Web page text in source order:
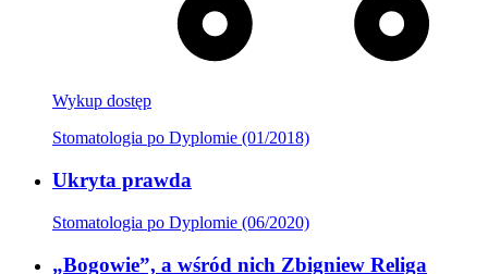
Wykup dostęp
Stomatologia po Dyplomie (01/2018)
Ukryta prawda
Stomatologia po Dyplomie (06/2020)
„Bogowie”, a wśród nich Zbigniew Religa